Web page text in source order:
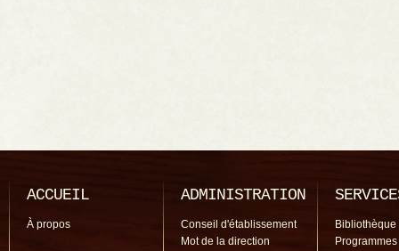
ACCUEIL
À propos
ADMINISTRATION
Conseil d'établissement
Mot de la direction
Bibliothèque
Programmes